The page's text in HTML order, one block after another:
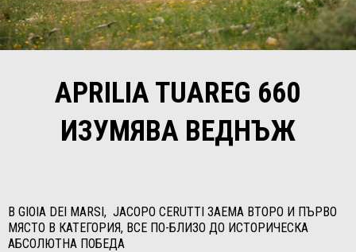
APRILIA TUAREG 660
ИЗУМЯВА ВЕДНЪЖ
В GIOIA DEI MARSI, JACOPO CERUTTI ЗАЕМА ВТОРО И ПЪРВО
МЯСТО В КАТЕГОРИЯ, ВСЕ ПО-БЛИЗО ДО ИСТОРИЧЕСКА
АБСОЛЮТНА ПОБЕДА